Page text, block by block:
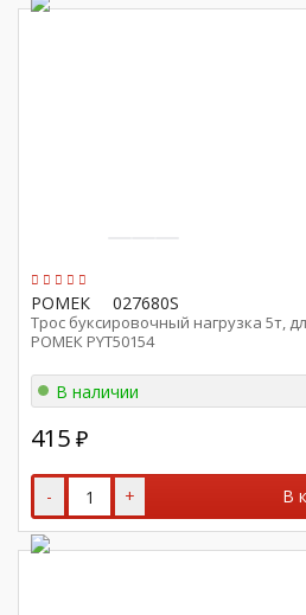
РОМЕК 027680S
Трос буксировочный нагрузка 5т,
РОМЕК PYT50154
В наличии
415 ₽
- + В